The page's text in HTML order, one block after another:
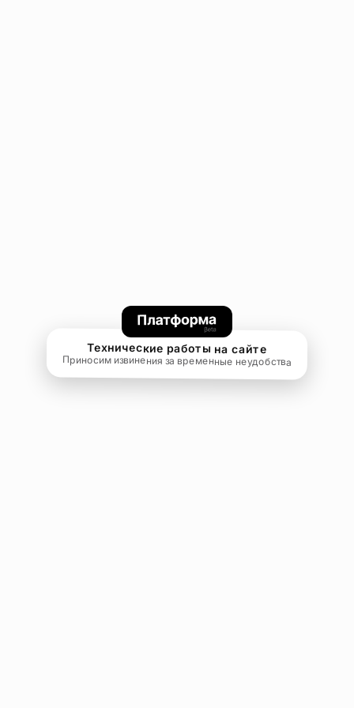
Технические работы на сайте
Приносим извинения за временные неудобства